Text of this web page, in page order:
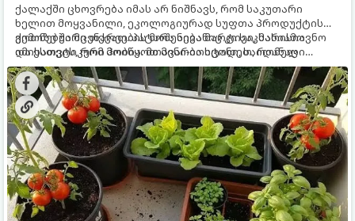
ქალაქში ცხოვრება იმას არ ნიშნავს, რომ საკუთარი
ხელით მოყვანილი, ეკოლოგიურად სუფთა პროდუქტის
გემოზე უარი თქვათ. პატარა აივანიც კი საკმარისია
იმისათვის, რომ მოიწყოთ მინი-ბოსტანი, საიდანაც
ყოველდღიურად ახალ, არომატულ მწვანილსა და
ბოსტნეულს მოკრეფთ.
ქოთნებში მცენარეების მოშენება მარტივი, სასიამოვნო
და ესთეტიკური ჰობია. მთავარია იცოდეთ, რომელი
კულტურები ეგუებიან ქოთნის პირობებს ყველაზე კარგად
და როგორ მოუაროთ მათ სწორად.